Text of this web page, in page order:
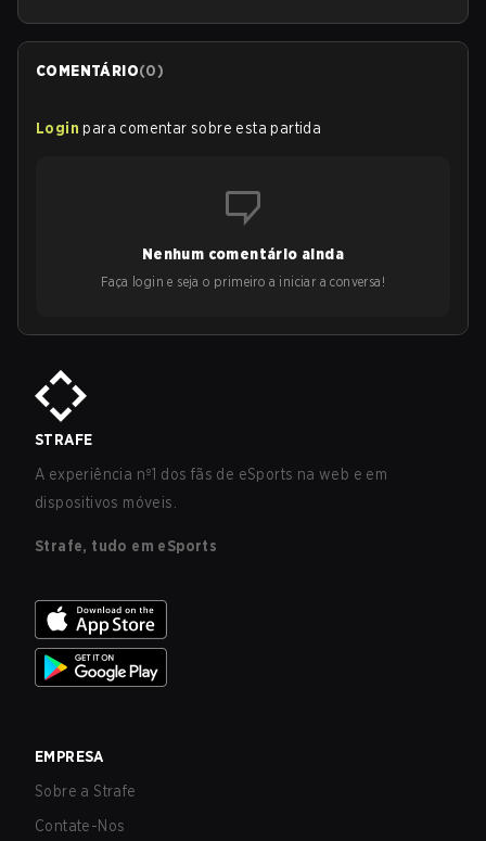
COMENTÁRIO(0)
Login para comentar sobre esta partida
Nenhum comentário ainda
Faça login e seja o primeiro a iniciar a conversa!
STRAFE
A experiência nº1 dos fãs de eSports na web e em
dispositivos móveis.
Strafe, tudo em eSports
EMPRESA
Sobre a Strafe
Contate-Nos